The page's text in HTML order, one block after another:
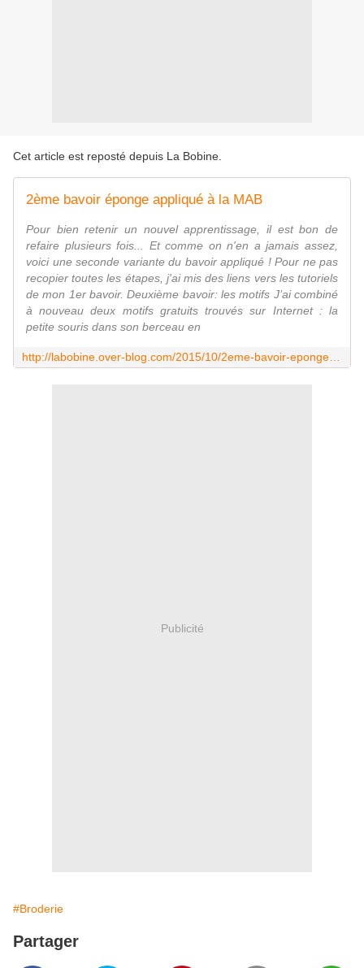
Cet article est reposté depuis La Bobine
2ème bavoir éponge appliqué à la MAB
Pour bien retenir un nouvel apprentissage, il est bon de
refaire plusieurs fois... Et comme on n'en a jamais assez,
voici une seconde variante du bavoir appliqué ! Pour ne pas
recopier toutes les étapes, j'ai mis des liens vers les tutoriels
de mon 1er bavoir. Deuxième bavoir: les motifs J’ai combiné
à nouveau deux motifs gratuits trouvés sur Internet : la
petite souris dans son berceau en
Publicité
#Broderie
Partager